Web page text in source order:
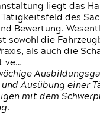
liegt das
des
Bewertung.
sowohl die
als auch die
ve…
Ausübung einer
mit dem